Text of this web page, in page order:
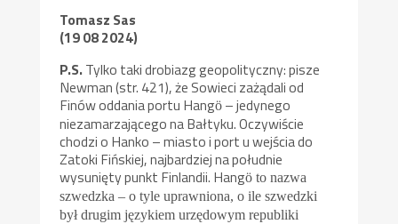
Tomasz Sas
(19 08 2024)
P.S.Tylko taki drobiazg geopolityczny: pisze
Newman (str. 421), że Sowieci zażądali od
Finów oddania portu Hangö – jedynego
niezamarzającego na Bałtyku. Oczywiście
chodzi o Hanko – miasto i port u wejścia do
Zatoki Fińskiej, najbardziej na południe
wysunięty punkt Finlandii. Hangö to nazwa
szwedzka – o tyle uprawniona, o ile szwedzki
był drugim językiem urzędowym republiki